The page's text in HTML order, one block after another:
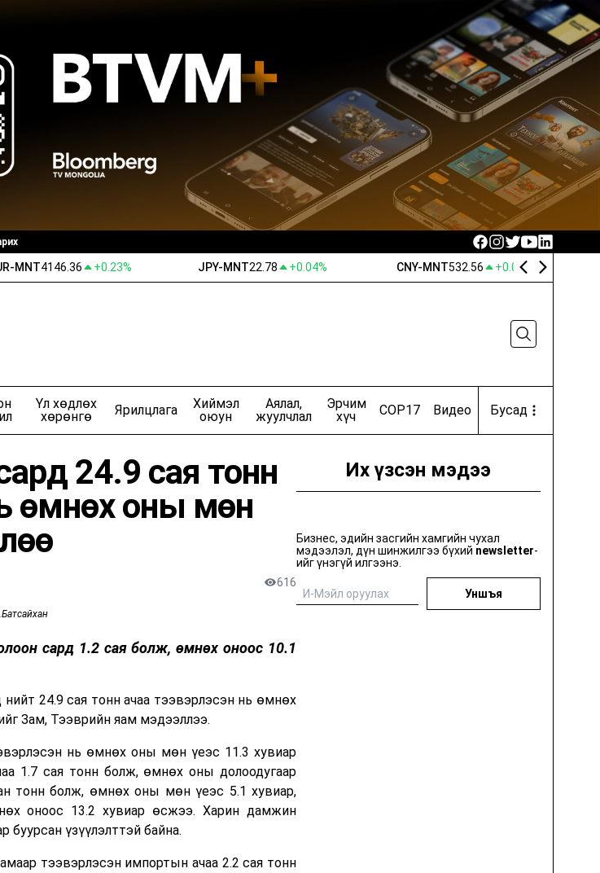
Эдийн Засагчдын Клуб Exclusively
Хөрөнгө оруулагчид Цахиурын хөндийгөөс цааш
Хувцас загварын бизнес
Getting Warmer
MNT4146.36 +0.23% JPY-MNT22.78 +0.04% CNY-MNT532.56 +0.06%
Үл хөдлөх
хөрөнгө
Ярилцлага
Хиймэл
оюун
Аялал,
жуулчлал
Эрчим
хүч
COP17 Видео Бусад
24.9 сая тонн
өмнөх оны мөн
616
сард 1.2 сая болж, өмнөх оноос 10.1
24.9 сая тонн ачаа тээвэрлэсэн нь өмнөх
Зам, Тээврийн яам мэдээллээ.
нь өмнөх оны мөн үеэс 11.3 хувиар
1.7 сая тонн болж, өмнөх оны долоодугаар
тонн болж, өмнөх оны мөн үеэс 5.1 хувиар,
оноос 13.2 хувиар өсжээ. Харин дамжин
буурсан үзүүлэлттэй байна.
тээвэрлэсэн импортын ачаа 2.2 сая тонн
Их үзсэн мэдээ
Бизнес, эдийн засгийн хамгийн чухал
мэдээлэл, дүн шинжилгээ бүхий newsletter-
ийг үнэгүй илгээнэ.
Уншъя